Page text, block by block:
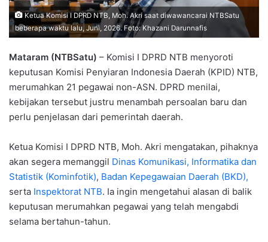
Ketua Komisi I DPRD NTB, Moh. Akri saat diwawancarai NTBSatu
beberapa waktu lalu, Juni, 2026. Foto: Khazani Darunnafis
Mataram (NTBSatu) – Komisi I DPRD NTB menyoroti
keputusan Komisi Penyiaran Indonesia Daerah (KPID) NTB,
merumahkan 21 pegawai non-ASN. DPRD menilai,
kebijakan tersebut justru menambah persoalan baru dan
perlu penjelasan dari pemerintah daerah.
Ketua Komisi I DPRD NTB, Moh. Akri mengatakan, pihaknya
akan segera memanggil Dinas Komunikasi, Informatika dan
Statistik (Kominfotik), Badan Kepegawaian Daerah (BKD),
serta Inspektorat NTB. Ia ingin mengetahui alasan di balik
keputusan merumahkan pegawai yang telah mengabdi
selama bertahun-tahun.